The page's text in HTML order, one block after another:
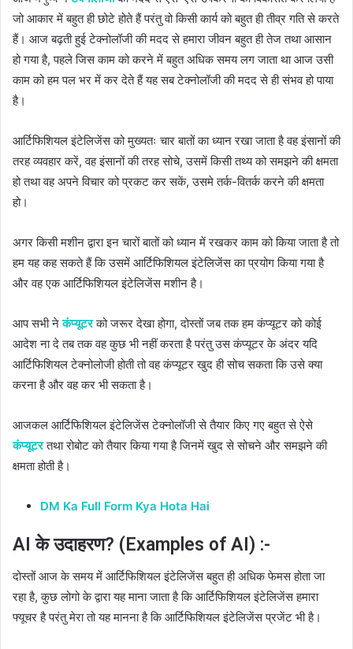
जो आकार में बहुत ही छोटे होते हैं परंतु वो किसी कार्य को बहुत ही तीव्र गति से करते
हैं। आज बढ़ती हुई टेक्नोलॉजी की मदद से हमारा जीवन बहुत ही तेज तथा आसान
हो गया है, पहले जिस काम को करने में बहुत अधिक समय लग जाता था आज उसी
काम को हम पल भर में कर देते हैं यह सब टेक्नोलॉजी की मदद से ही संभव हो पाया
है।
आर्टिफिशियल इंटेलिजेंस को मुख्यतः चार बातों का ध्यान रखा जाता है वह इंसानों की
तरह व्यवहार करें, वह इंसानों की तरह सोचे, उसमें किसी तथ्य को समझने की क्षमता
हो तथा वह अपने विचार को प्रकट कर सकें, उसमे तर्क-वितर्क करने की क्षमता
हो।
अगर किसी मशीन द्वारा इन चारों बातों को ध्यान में रखकर काम को किया जाता है तो
हम यह कह सकते हैं कि उसमें आर्टिफिशियल इंटेलिजेंस का प्रयोग किया गया है
और वह एक आर्टिफिशियल इंटेलिजेंस मशीन है।
आप सभी नेकंप्यूटरको जरूर देखा होगा, दोस्तों जब तक हम कंप्यूटर को कोई
आदेश ना दे तब तक वह कुछ भी नहीं करता है परंतु उस कंप्यूटर के अंदर यदि
आर्टिफिशियल टेक्नोलोजी होती तो वह कंप्यूटर खुद ही सोच सकता कि उसे क्या
करना है और वह कर भी सकता है।
आजकल आर्टिफिशियल इंटेलिजेंस टेक्नोलॉजी से तैयार किए गए बहुत से ऐसे
कंप्यूटरतथा रोबोट को तैयार किया गया है जिनमें खुद से सोचने और समझने की
क्षमता होती है।
DM Ka Full Form Kya Hota Hai
AI के उदाहरण? (Examples of AI) :-
दोस्तों आज के समय में आर्टिफिशियल इंटेलिजेंस बहुत ही अधिक फेमस होता जा
रहा है, कुछ लोगो के द्वारा यह माना जाता है कि आर्टिफिशियल इंटेलिजेंस हमारा
फ्यूचर है परंतु मेरा तो यह मानना है कि आर्टिफिशियल इंटेलिजेंस प्रजेंट भी है।